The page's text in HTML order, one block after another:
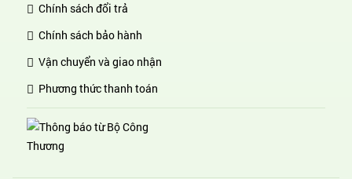
Chính sách đổi trả
Chính sách bảo hành
Vận chuyển và giao nhận
Phương thức thanh toán